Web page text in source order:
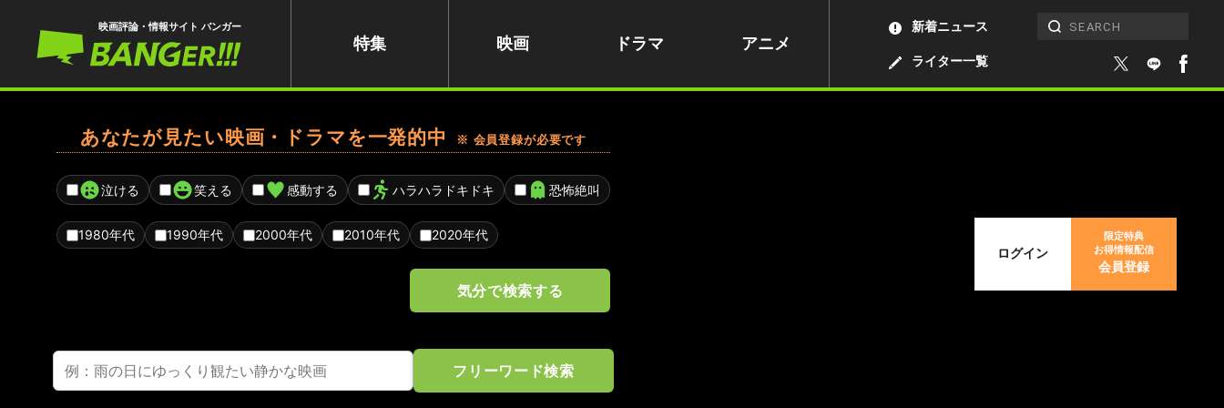
映画評論・情報サイト バンガー
特集 映画 ドラマ アニメ
ライター一覧
新着ニュース
あなたが見たい映画・ドラマを一発的中 ※ 会員登録が必要です
泣ける 笑える 感動する ハラハラドキドキ 恐怖絶叫
1980年代 1990年代 2000年代 2010年代 2020年代
気分で検索する
フリーワード検索
ログイン
限定特典
お得情報配信
会員登録